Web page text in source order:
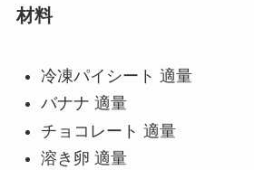
材料
冷凍パイシート 適量
バナナ 適量
チョコレート 適量
溶き卵 適量